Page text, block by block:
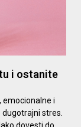
i ostanite
emocionalne i
dugotrajni stres.